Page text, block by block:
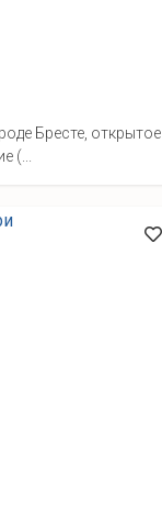
Бресте, открытое
(...